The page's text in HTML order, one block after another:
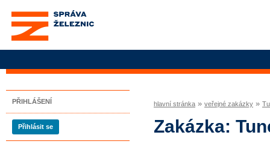
Správa železnic, státní
organizace
PŘIHLÁŠENÍ
Přihlásit se
hlavní stránka » veřejné zakázky »
Zakázka: